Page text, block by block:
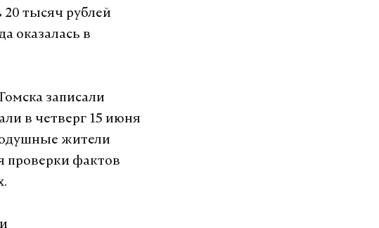
тысяч рублей
оказалась в
записали
в четверг 15 июня
жители
проверки фактов